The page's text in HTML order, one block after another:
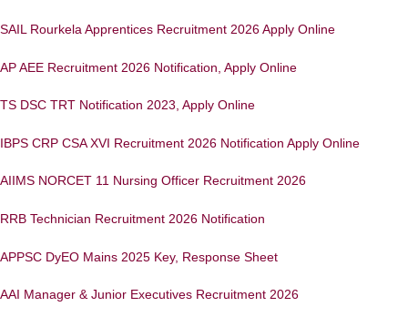
SAIL Rourkela Apprentices Recruitment 2026 Apply Online
AP AEE Recruitment 2026 Notification, Apply Online
TS DSC TRT Notification 2023, Apply Online
IBPS CRP CSA XVI Recruitment 2026 Notification Apply Online
AIIMS NORCET 11 Nursing Officer Recruitment 2026
RRB Technician Recruitment 2026 Notification
APPSC DyEO Mains 2025 Key, Response Sheet
AAI Manager & Junior Executives Recruitment 2026